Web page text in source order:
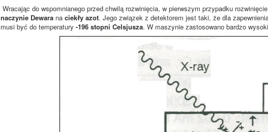
Wracając do wspomnianego przed chwilą rozwinięcia, w pierwszym przypadku
naczynie Dewara na ciekły azot. Jego związek z detektorem jest taki, że dla
musi być do temperatury -196 stopni Celsjusza. W maszynie zastosowano bardzo